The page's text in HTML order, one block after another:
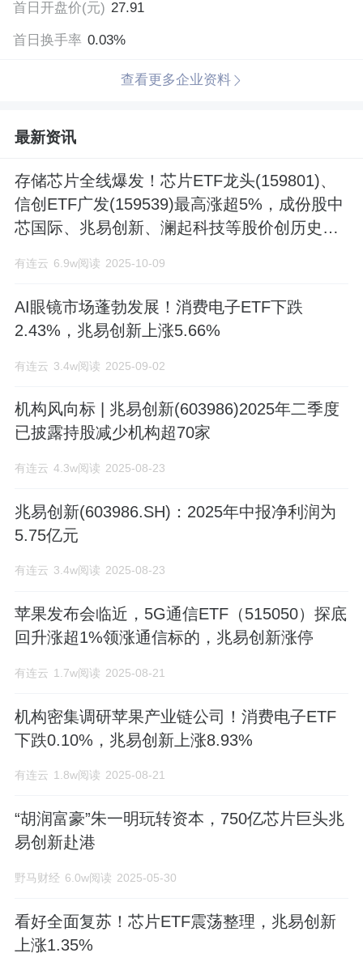
络遍布全球,为客户提供优质便捷的本地化
支持服务。公司核心管理团队由来自世界
各地的高级管理人员组成,具有丰富的研发
尖院所,硕士及以上学历占比超过60%。同
时,我们也积极引进具有国际视野的专业人
才,跟踪最新技术发展方向,提升公司技术产
品的领先性。公司的核心产品线为
FLASH、32位通用型MCU及智能人机交互
传感器芯片及整体解决方案,公司产品以“高
性能、低功耗”著称,为工业、汽车、计算、
和电信行业的客户提供全方位服务。在中
国市场,我们的SPINORFLASH市场占有率
盖率稳居市场前列,并且累计出货量已超过4
的两家的可量产供货的光学指纹芯片供应
商。公司在质量管理方面有严格的标准与
要求,已获得ISO9001、ISO14001等国际质
量体系认证,同时积极推进产业整合,拓展战
略布局,在已有的微控制器、存储器基础上,
布局物联网领域人机交互技术,并与全球多
家领先晶圆厂、封装测试厂达成战略合作
伙伴关系,通过加强产业上下游合作、优化
首日开盘价(元) 27.91
首日换手率 0.03%
查看更多企业资料
最新资讯
存储芯片全线爆发！芯片ETF龙头(159801)、
信创ETF广发(159539)最高涨超5%，成份股中
芯国际、兆易创新、澜起科技等股价创历史新
有连云 6.9w阅读 2025-10-09
AI眼镜市场蓬勃发展！消费电子ETF下跌
2.43%，兆易创新上涨5.66%
有连云 3.4w阅读 2025-09-02
机构风向标 | 兆易创新(603986)2025年二季度
已披露持股减少机构超70家
有连云 4.3w阅读 2025-08-23
兆易创新(603986.SH)：2025年中报净利润为
5.75亿元
有连云 3.4w阅读 2025-08-23
苹果发布会临近，5G通信ETF（515050）探底
回升涨超1%领涨通信标的，兆易创新涨停
有连云 1.7w阅读 2025-08-21
机构密集调研苹果产业链公司！消费电子ETF
下跌0.10%，兆易创新上涨8.93%
有连云 1.8w阅读 2025-08-21
“胡润富豪”朱一明玩转资本，750亿芯片巨头兆
易创新赴港
野马财经 6.0w阅读 2025-05-30
看好全面复苏！芯片ETF震荡整理，兆易创新
上涨1.35%